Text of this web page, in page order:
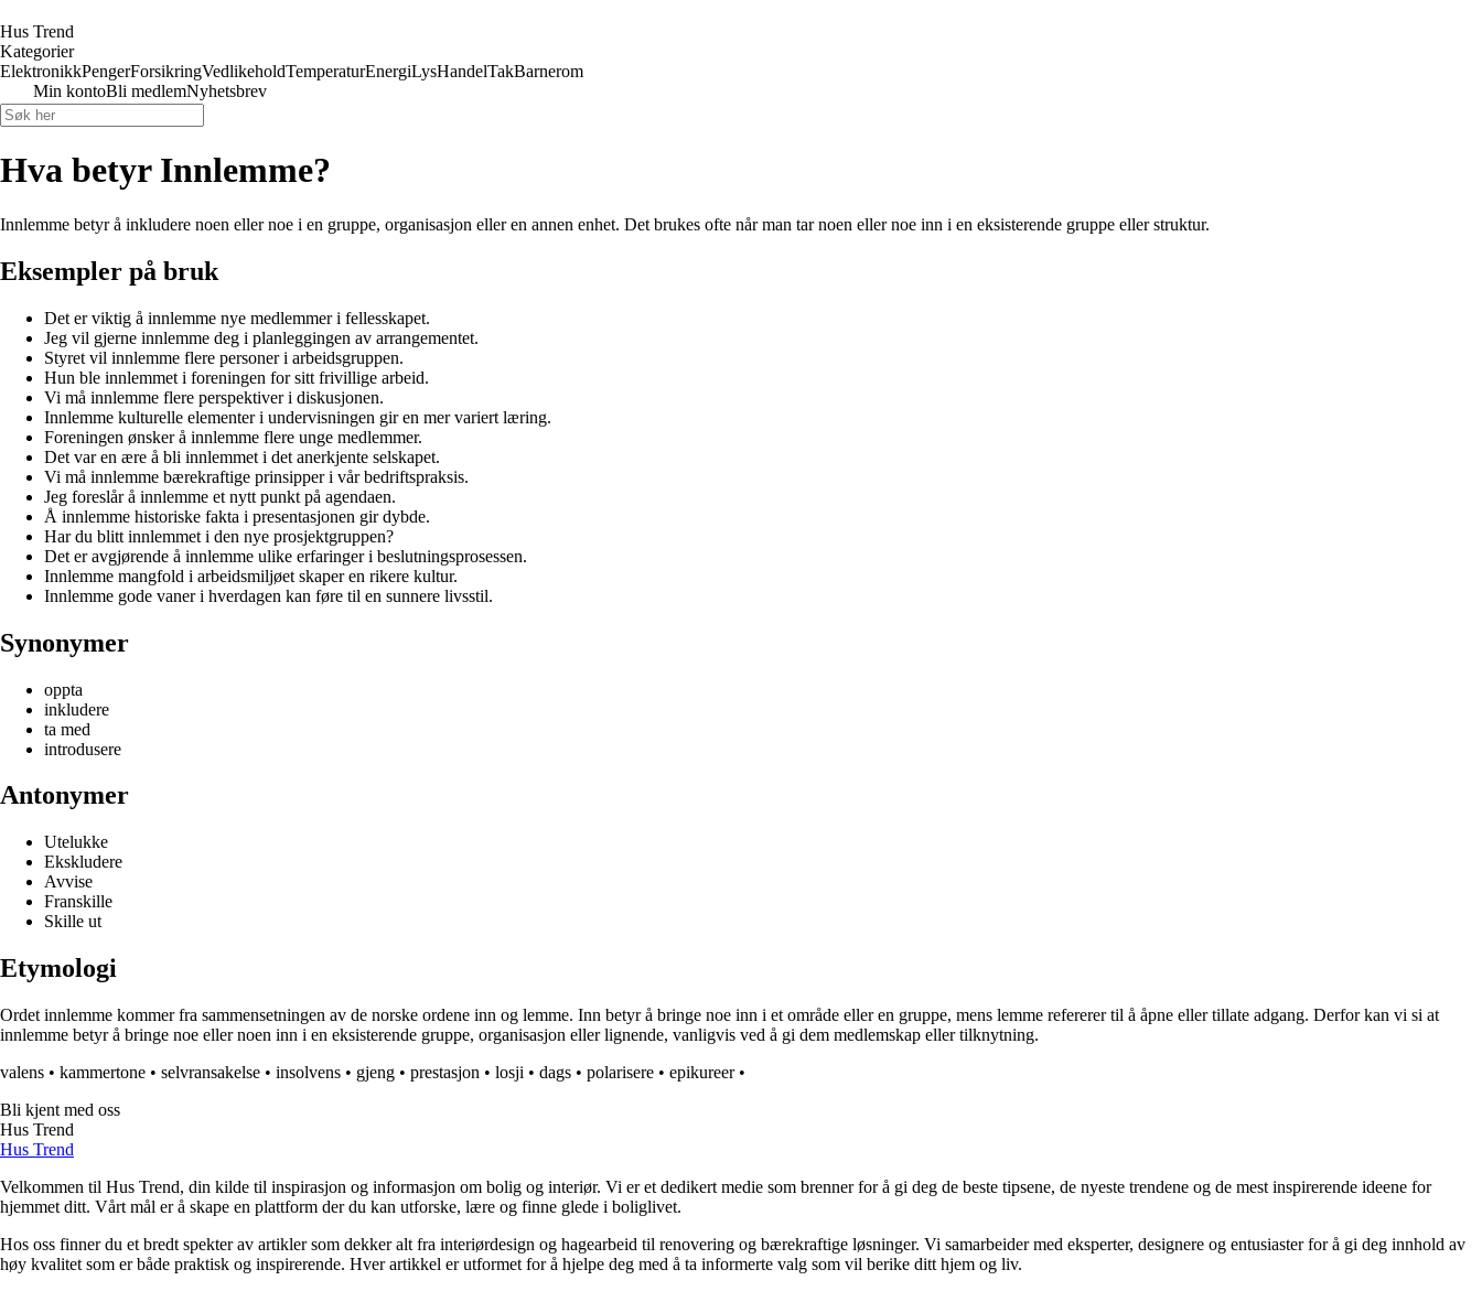
Hus Trend
Kategorier
ElektronikkPengerForsikringVedlikeholdTemperaturEnergiLysHandelTakBarnerom
Min kontoBli medlemNyhetsbrev
Hva betyr Innlemme?
Innlemme betyr å inkludere noen eller noe i en gruppe, organisasjon eller en annen enhet. Det brukes ofte når man tar noen eller noe inn i en eksisterende gruppe eller struktur.
Eksempler på bruk
Det er viktig å innlemme nye medlemmer i fellesskapet.
Jeg vil gjerne innlemme deg i planleggingen av arrangementet.
Styret vil innlemme flere personer i arbeidsgruppen.
Hun ble innlemmet i foreningen for sitt frivillige arbeid.
Vi må innlemme flere perspektiver i diskusjonen.
Innlemme kulturelle elementer i undervisningen gir en mer variert læring.
Foreningen ønsker å innlemme flere unge medlemmer.
Det var en ære å bli innlemmet i det anerkjente selskapet.
Vi må innlemme bærekraftige prinsipper i vår bedriftspraksis.
Jeg foreslår å innlemme et nytt punkt på agendaen.
Å innlemme historiske fakta i presentasjonen gir dybde.
Har du blitt innlemmet i den nye prosjektgruppen?
Det er avgjørende å innlemme ulike erfaringer i beslutningsprosessen.
Innlemme mangfold i arbeidsmiljøet skaper en rikere kultur.
Innlemme gode vaner i hverdagen kan føre til en sunnere livsstil.
Synonymer
oppta
inkludere
ta med
introdusere
Antonymer
Utelukke
Ekskludere
Avvise
Franskille
Skille ut
Etymologi
Ordet innlemme kommer fra sammensetningen av de norske ordene inn og lemme. Inn betyr å bringe noe inn i et område eller en gruppe, mens lemme refererer til å åpne eller tillate adgang. Derfor kan vi si at
innlemme betyr å bringe noe eller noen inn i en eksisterende gruppe, organisasjon eller lignende, vanligvis ved å gi dem medlemskap eller tilknytning.
valens • kammertone • selvransakelse • insolvens • gjeng • prestasjon • losji • dags • polarisere • epikureer•
Bli kjent med oss
Hus Trend
Hus Trend
Velkommen til Hus Trend, din kilde til inspirasjon og informasjon om bolig og interiør. Vi er et dedikert medie som brenner for å gi deg de beste tipsene, de nyeste trendene og de mest inspirerende ideene for
hjemmet ditt. Vårt mål er å skape en plattform der du kan utforske, lære og finne glede i boliglivet.
Hos oss finner du et bredt spekter av artikler som dekker alt fra interiørdesign og hagearbeid til renovering og bærekraftige løsninger. Vi samarbeider med eksperter, designere og entusiaster for å gi deg innhold av
høy kvalitet som er både praktisk og inspirerende. Hver artikkel er utformet for å hjelpe deg med å ta informerte valg som vil berike ditt hjem og liv.